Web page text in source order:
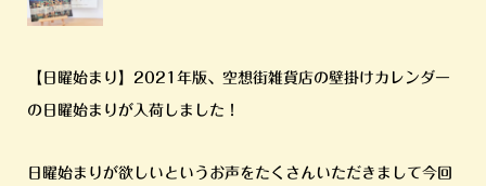
【日曜始まり】2021年版、空想街雑貨店の壁掛けカレンダー
の日曜始まりが入荷しました！
日曜始まりが欲しいというお声をたくさんいただきまして今回